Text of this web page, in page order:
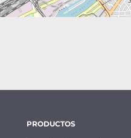
PRODUCTOS